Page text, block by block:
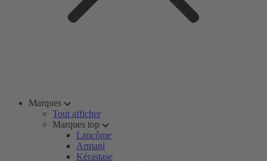
Marques
Tout afficher
Marques top
Lancôme
Armani
Kérastase